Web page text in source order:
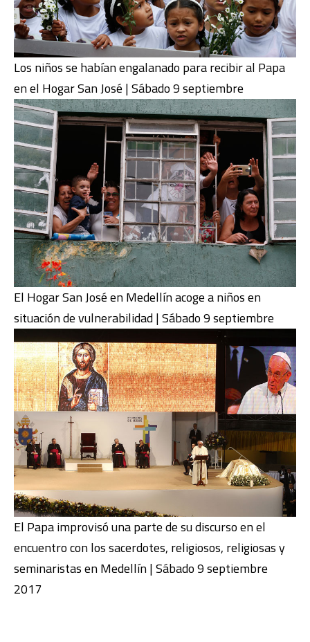
Los niños se habían engalanado para recibir al Papa
en el Hogar San José | Sábado 9 septiembre
El Hogar San José en Medellín acoge a niños en
situación de vulnerabilidad | Sábado 9 septiembre
El Papa improvisó una parte de su discurso en el
encuentro con los sacerdotes, religiosos, religiosas y
seminaristas en Medellín | Sábado 9 septiembre
2017